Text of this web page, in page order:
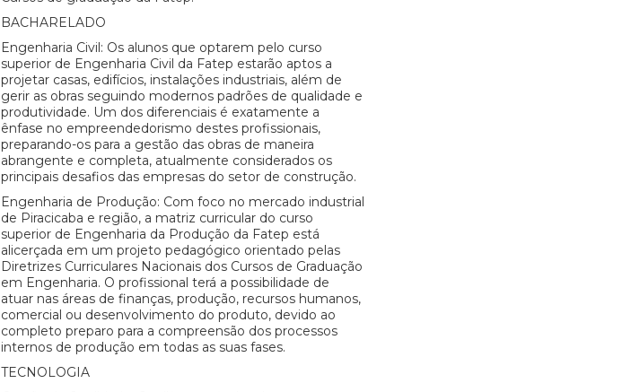
BACHARELADO
Engenharia Civil: Os alunos que optarem pelo curso
superior de Engenharia Civil da Fatep estarão aptos a
projetar casas, edifícios, instalações industriais, além de
gerir as obras seguindo modernos padrões de qualidade e
produtividade. Um dos diferenciais é exatamente a
ênfase no empreendedorismo destes profissionais,
preparando-os para a gestão das obras de maneira
abrangente e completa, atualmente considerados os
principais desafios das empresas do setor de construção.
Engenharia de Produção: Com foco no mercado industrial
de Piracicaba e região, a matriz curricular do curso
superior de Engenharia da Produção da Fatep está
alicerçada em um projeto pedagógico orientado pelas
Diretrizes Curriculares Nacionais dos Cursos de Graduação
em Engenharia. O profissional terá a possibilidade de
atuar nas áreas de finanças, produção, recursos humanos,
comercial ou desenvolvimento do produto, devido ao
completo preparo para a compreensão dos processos
internos de produção em todas as suas fases.
TECNOLOGIA